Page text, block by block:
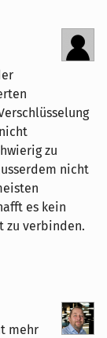
zu
nicht
es kein
zu verbinden.
mehr